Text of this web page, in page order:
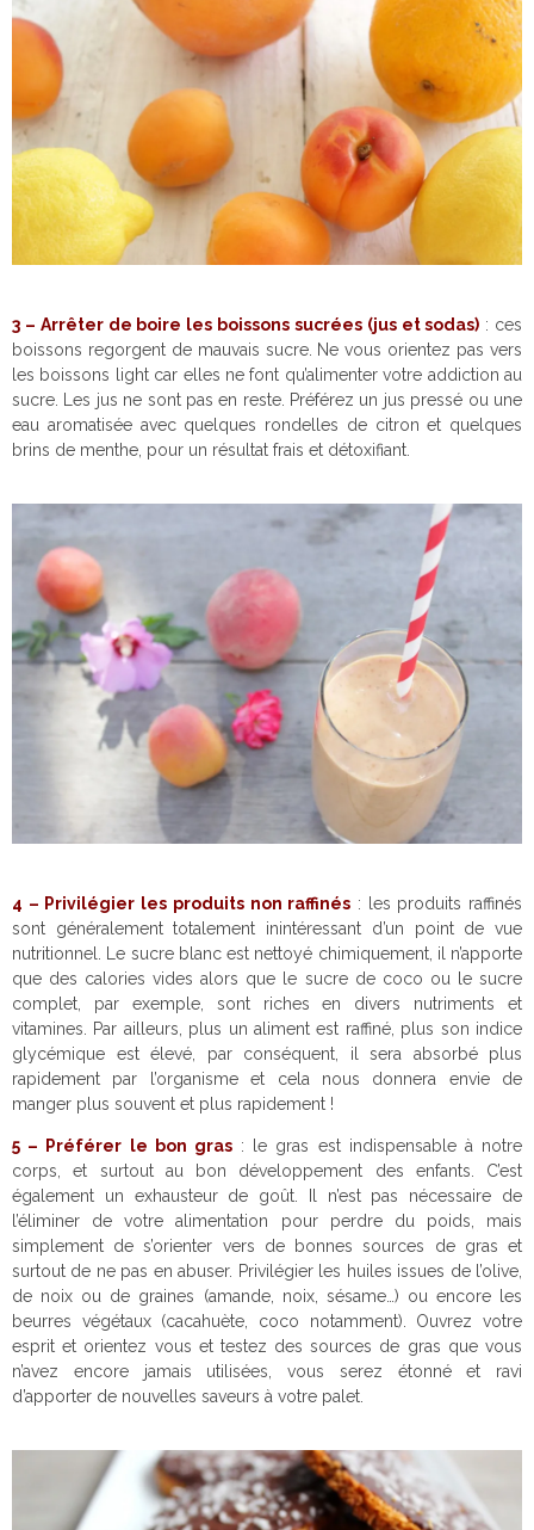
3 – Arrêter de boire les boissons sucrées (jus et sodas) : ces
boissons regorgent de mauvais sucre. Ne vous orientez pas vers
les boissons light car elles ne font qu’alimenter votre addiction au
sucre. Les jus ne sont pas en reste. Préférez un jus pressé ou une
eau aromatisée avec quelques rondelles de citron et quelques
brins de menthe, pour un résultat frais et détoxifiant.
4 – Privilégier les produits non raffinés : les produits raffinés
sont généralement totalement inintéressant d’un point de vue
nutritionnel. Le sucre blanc est nettoyé chimiquement, il n’apporte
que des calories vides alors que le sucre de coco ou le sucre
complet, par exemple, sont riches en divers nutriments et
vitamines. Par ailleurs, plus un aliment est raffiné, plus son indice
glycémique est élevé, par conséquent, il sera absorbé plus
rapidement par l’organisme et cela nous donnera envie de
manger plus souvent et plus rapidement !
5 – Préférer le bon gras: le gras est indispensable à notre
corps, et surtout au bon développement des enfants. C’est
également un exhausteur de goût. Il n’est pas nécessaire de
l’éliminer de votre alimentation pour perdre du poids, mais
simplement de s’orienter vers de bonnes sources de gras et
surtout de ne pas en abuser. Privilégier les huiles issues de l’olive,
de noix ou de graines (amande, noix, sésame…) ou encore les
beurres végétaux (cacahuète, coco notamment). Ouvrez votre
esprit et orientez vous et testez des sources de gras que vous
n’avez encore jamais utilisées, vous serez étonné et ravi
d’apporter de nouvelles saveurs à votre palet.